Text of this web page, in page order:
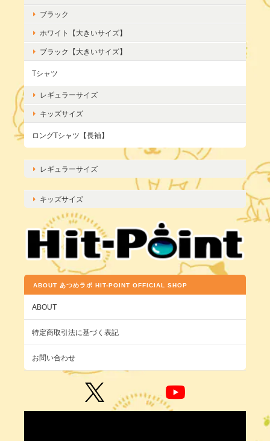
ブラック
ホワイト【大きいサイズ】
ブラック【大きいサイズ】
Tシャツ
レギュラーサイズ
キッズサイズ
ロングTシャツ【長袖】
レギュラーサイズ
キッズサイズ
ABOUT あつめラボ HIT-POINT OFFICIAL SHOP
ABOUT
特定商取引法に基づく表記
お問い合わせ